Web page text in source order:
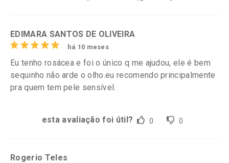
EDIMARA SANTOS DE OLIVEIRA
há 10 meses
Eu tenho rosácea e foi o único q me ajudou, ele é bem
sequinho não arde o olho.eu recomendo principalmente
pra quem tem pele sensível.
esta avaliação foi útil? 0 0
Rogerio Teles